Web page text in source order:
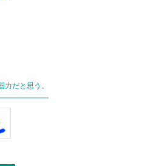
力だと思う。